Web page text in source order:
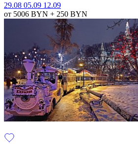
29.08 05.09 12.09
от 5006 BYN + 250 BYN